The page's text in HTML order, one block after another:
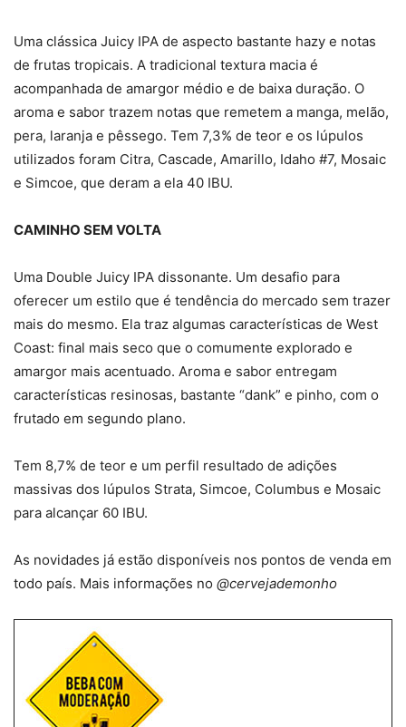
Uma clássica Juicy IPA de aspecto bastante hazy e notas
de frutas tropicais. A tradicional textura macia é
acompanhada de amargor médio e de baixa duração. O
aroma e sabor trazem notas que remetem a manga, melão,
pera, laranja e pêssego. Tem 7,3% de teor e os lúpulos
utilizados foram Citra, Cascade, Amarillo, Idaho #7, Mosaic
e Simcoe, que deram a ela 40 IBU.
CAMINHO SEM VOLTA
Uma Double Juicy IPA dissonante. Um desafio para
oferecer um estilo que é tendência do mercado sem trazer
mais do mesmo. Ela traz algumas características de West
Coast: final mais seco que o comumente explorado e
amargor mais acentuado. Aroma e sabor entregam
características resinosas, bastante “dank” e pinho, com o
frutado em segundo plano.
Tem 8,7% de teor e um perfil resultado de adições
massivas dos lúpulos Strata, Simcoe, Columbus e Mosaic
para alcançar 60 IBU.
As novidades já estão disponíveis nos pontos de venda em
todo país. Mais informações no @cervejademonho